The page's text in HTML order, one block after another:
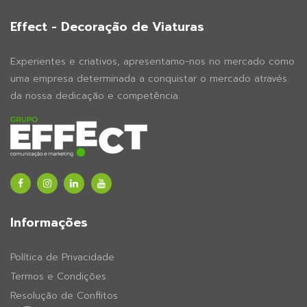
Effect - Decoração de Viaturas
Experientes e criativos, apresentamo-nos no mercado como
uma empresa determinada a conquistar o mercado através
da nossa dedicação e competência.
Informações
Política de Privacidade
Termos e Condições
Resolução de Conflitos